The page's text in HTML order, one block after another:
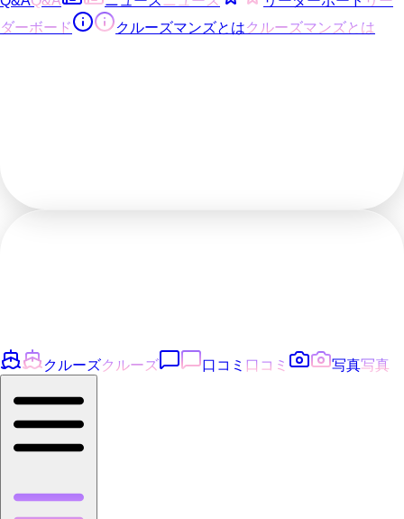
ダーボード
クルーズマンズとはクルーズマンズとは
クルーズクルーズ 口コミ 口コミ 写真写真